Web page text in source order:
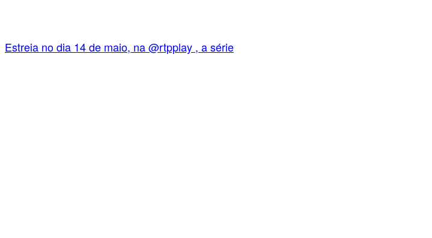
Estreia no dia 14 de maio, na @rtpplay , a série